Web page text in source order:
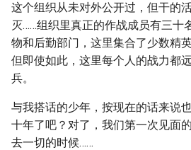
这个组织从未对外公开过，但干的
灭……组织里真正的作战成员有三十
物和后勤部门，这里集合了少数精
但即使如此，这里每个人的战力都
兵。
与我搭话的少年，按现在的话来说
十年了吧？对了，我们第一次见面
去一切的时候……